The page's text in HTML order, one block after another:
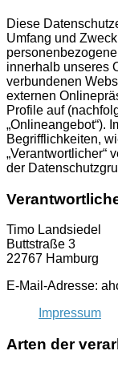
Diese
Umfang und
innerhalb unseres
verbundenen
externen
Profile auf
„Onlineangebot“).
Begrifflichkeiten,
„Verantwortlicher“
der
Timo Landsiedel
Buttstraße 3
22767 Hamburg
E-Mail-Adresse:
Impressum
Arten der